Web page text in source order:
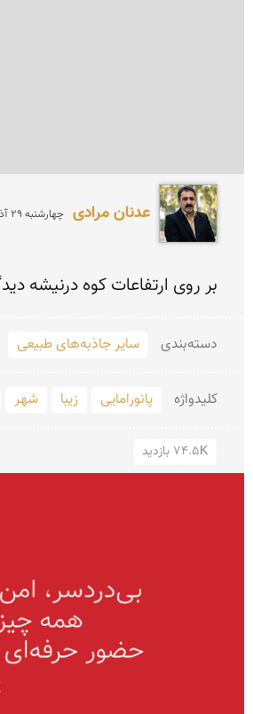
عدنان مرادی چهارشنبه 29 آذر 1391 | 14 سال پیش
بر روی ارتفاعات کوه درنیشه
دسته‌بندی سایر جاذبه‌های طبیعی
کلید‌واژه پانورامایی زیبا شهر
74.5K بازدید